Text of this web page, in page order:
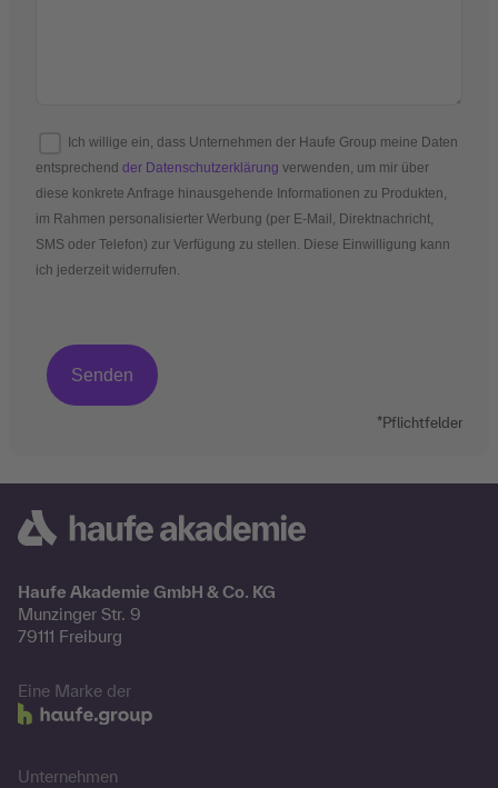
Ich willige ein, dass Unternehmen der Haufe Group meine Daten
entsprechend der Datenschutzerklärung verwenden, um mir über
diese konkrete Anfrage hinausgehende Informationen zu Produkten,
im Rahmen personalisierter Werbung (per E-Mail, Direktnachricht,
SMS oder Telefon) zur Verfügung zu stellen. Diese Einwilligung kann
ich jederzeit widerrufen.
*Pflichtfelder
Haufe Akademie GmbH & Co. KG
Munzinger Str. 9
79111 Freiburg
Eine Marke der
Unternehmen